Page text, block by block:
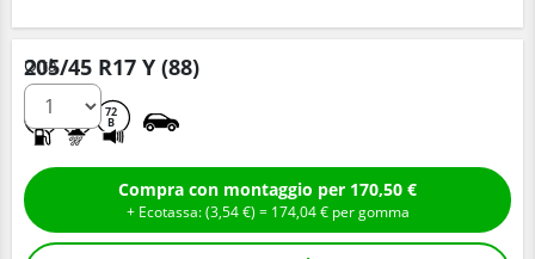
205/45 R17 Y (88)
72
B
Q.tà
Compra con montaggio per 170,50 €
+ Ecotassa: (3,54€ ) = 174,04€ per gomma